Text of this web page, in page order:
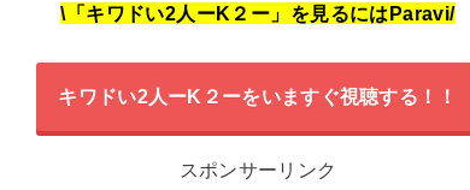
\「キワドい2人ーK２ー」を見るにはParavi/
キワドい2人ーK２ーをいますぐ視聴する！！
スポンサーリンク